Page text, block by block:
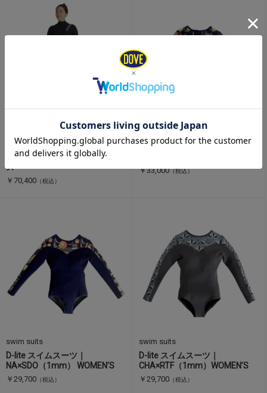
リミテッド・ノンジップ・フル
スーツ(3mm×2mm ) ウィメン
ズ
￥70,400 （税込）
swim suits
D-lite スイムスーツ｜
￥33,000（税込）
swim suits
D-lite スイムスーツ｜
NA×SDO（1mm） WOMEN’S
￥29,700 （税込）
swim suits
D-lite スイムスーツ｜
CHA×RTF（1mm）WOMEN’S
￥29,700 （税込）